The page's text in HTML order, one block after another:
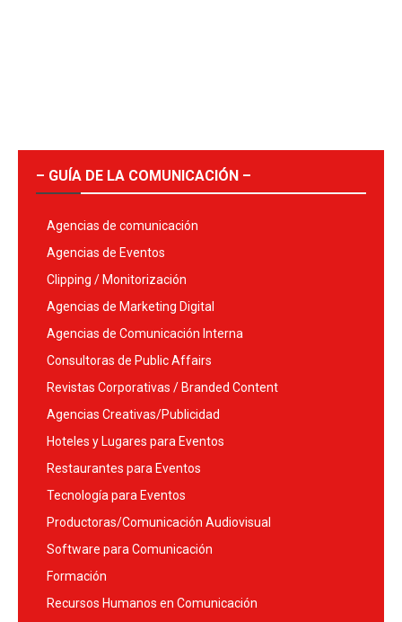
– GUÍA DE LA COMUNICACIÓN –
Agencias de comunicación
Agencias de Eventos
Clipping / Monitorización
Agencias de Marketing Digital
Agencias de Comunicación Interna
Consultoras de Public Affairs
Revistas Corporativas / Branded Content
Agencias Creativas/Publicidad
Hoteles y Lugares para Eventos
Restaurantes para Eventos
Tecnología para Eventos
Productoras/Comunicación Audiovisual
Software para Comunicación
Formación
Recursos Humanos en Comunicación